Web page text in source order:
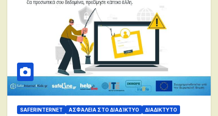
SAFERINTERNET ΑΣΦΆΛΕΙΑ ΣΤΟ ΔΙΑΔΊΚΤΥΟ ΔΙΑΔΙΚΤΥΤΟ